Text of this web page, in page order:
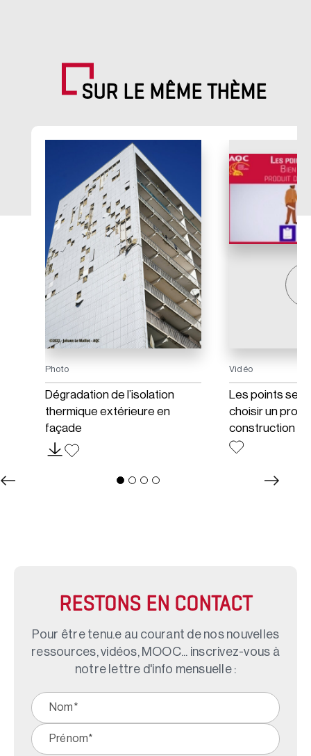
SUR LE MÊME THÈME
Photo
Dégradation de l’isolation
thermique extérieure en
façade
Vidéo
Les points
choisir un
construction
RESTONS EN CONTACT
Pour être tenu.e au courant de nos nouvelles
ressources, vidéos, MOOC... inscrivez-vous à
notre lettre d'info mensuelle :